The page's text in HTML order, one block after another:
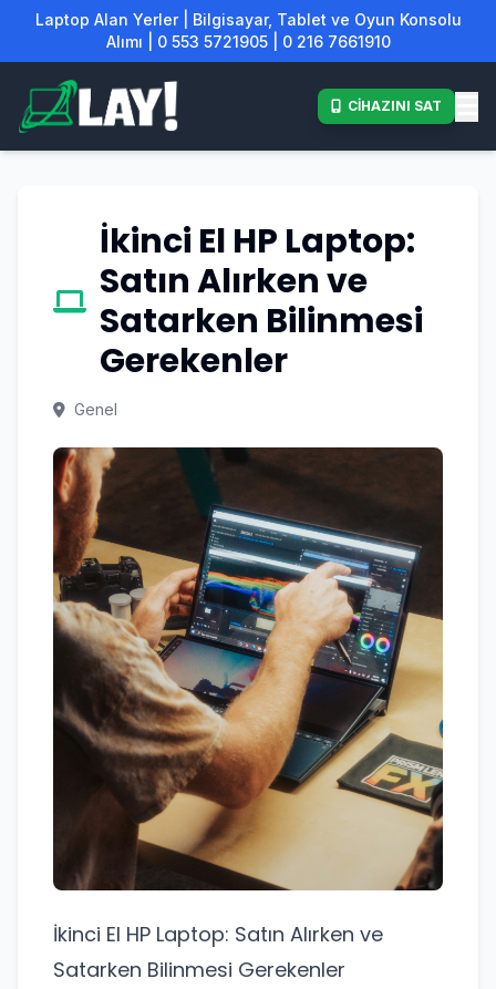
Laptop Alan Yerler | Bilgisayar, Tablet ve Oyun Konsolu
Alımı | 0 553 5721905 | 0 216 7661910
CİHAZINI SAT
İkinci El HP Laptop:
Satın Alırken ve
Satarken Bilinmesi
Gerekenler
Genel
İkinci El HP Laptop: Satın Alırken ve
Satarken Bilinmesi Gerekenler